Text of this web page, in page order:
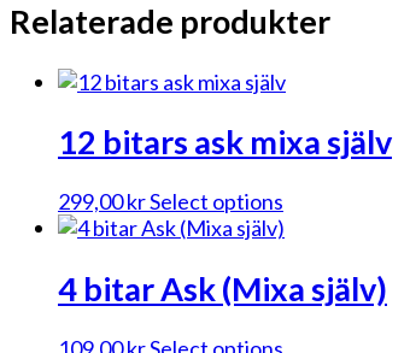
Relaterade produkter
12 bitars ask mixa själv
299,00krSelect options
4 bitar Ask (Mixa själv)